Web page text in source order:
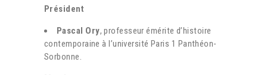
Président
Pascal Ory, professeur émérite d’histoire
contemporaine à l’université Paris 1 Panthéon-
Sorbonne.